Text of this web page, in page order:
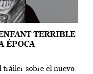
TERRIBLE
ÉPOCA
tráiler sobre el nuevo